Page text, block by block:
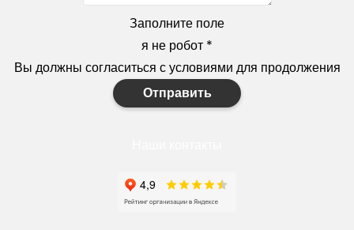
Заполните поле
я не робот *
Вы должны согласиться с условиями для продолжения
Отправить